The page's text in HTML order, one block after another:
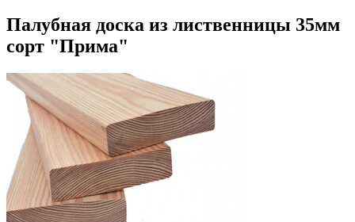
Палубная доска из лиственницы 35мм
сорт "Прима"